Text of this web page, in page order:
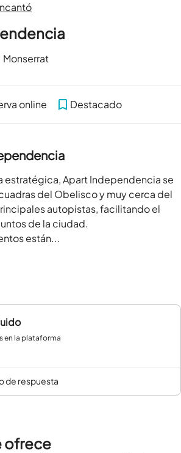
Monserrat
online Destacado
estratégica, Apart Independencia se
del Obelisco y muy cerca del
autopistas, facilitando el
de la ciudad.
están...
en la plataforma
de respuesta
ofrece